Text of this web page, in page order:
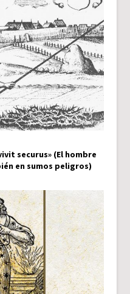
securus» (El hombre
en sumos peligros)